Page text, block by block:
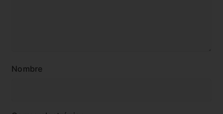
Nombre